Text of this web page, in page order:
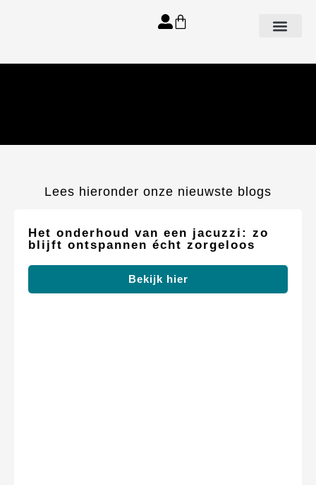
Lees hieronder onze nieuwste blogs
Het onderhoud van een jacuzzi: zo
blijft ontspannen écht zorgeloos
Bekijk hier